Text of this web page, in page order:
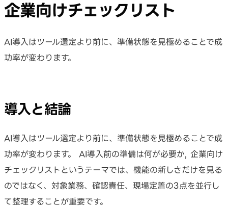
企業向けチェックリスト
AI導入はツール選定より前に、準備状態を見極めることで成
功率が変わります。
導入と結論
AI導入はツール選定より前に、準備状態を見極めることで成
功率が変わります。 AI導入前の準備は何が必要か, 企業向け
チェックリストというテーマでは、機能の新しさだけを見る
のではなく、対象業務、確認責任、現場定着の3点を並行し
て整理することが重要です。